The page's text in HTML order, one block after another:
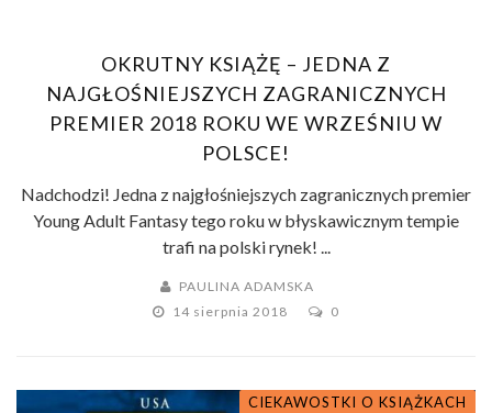
OKRUTNY KSIĄŻĘ – JEDNA Z
NAJGŁOŚNIEJSZYCH ZAGRANICZNYCH
PREMIER 2018 ROKU WE WRZEŚNIU W
POLSCE!
Nadchodzi! Jedna z najgłośniejszych zagranicznych premier
Young Adult Fantasy tego roku w błyskawicznym tempie
trafi na polski rynek! ...
PAULINA ADAMSKA
14 sierpnia 2018
0
CIEKAWOSTKI O KSIĄŻKACH